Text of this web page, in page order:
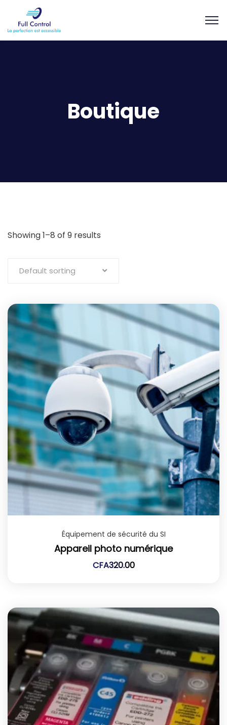
Boutique
Showing 1–8 of 9 results
Default sorting
Équipement de sécurité du SI
Appareil photo numérique
CFA320.00